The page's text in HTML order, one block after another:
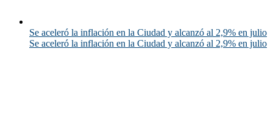
Se aceleró la inflación en la Ciudad y alcanzó al 2,9% en julio
Se aceleró la inflación en la Ciudad y alcanzó al 2,9% en julio